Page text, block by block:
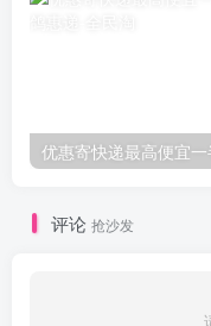
评论 抢沙发